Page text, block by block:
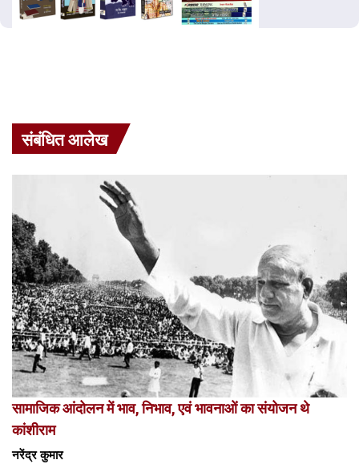
संबंधित आलेख
सामाजिक आंदोलन में भाव, निभाव, एवं भावनाओं का संयोजन थे
कांशीराम
नरेंद्र कुमार